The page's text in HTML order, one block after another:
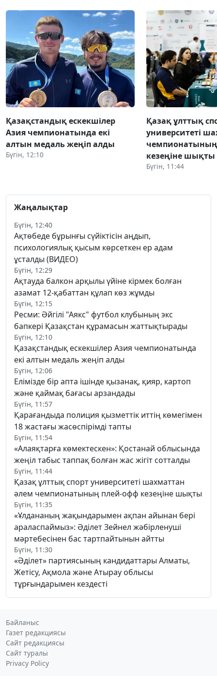
Қазақстандық ескекшілер
Азия чемпионатында екі
алтын медаль жеңіп алды
Бүгін, 12:10
Қазақ ұлттық
университеті
кезеңіне шықты
Бүгін, 11:44
Жаңалықтар
Бүгін, 12:40
Ақтөбеде бұрынғы сүйіктісін аңдып,
психологиялық қысым көрсеткен ер адам
ұсталды (ВИДЕО)
Бүгін, 12:29
Ақтауда балкон арқылы үйіне кірмек болған
азамат 12-қабаттан құлап көз жұмды
Бүгін, 12:15
Ресми: Әйгілі "Аякс" футбол клубының экс
бапкері Қазақстан құрамасын жаттықтырады
Бүгін, 12:10
Қазақстандық ескекшілер Азия чемпионатында
екі алтын медаль жеңіп алды
Бүгін, 12:06
Елімізде бір апта ішінде қызанақ, қияр, картоп
және қаймақ бағасы арзандады
Бүгін, 11:57
Қарағандыда полиция қызметтік иттің көмегімен
18 жастағы жасөспірімді тапты
Бүгін, 11:54
«Алаяқтарға көмектескен»: Қостанай облысында
жеңіл табыс таппақ болған жас жігіт сотталды
Бүгін, 11:44
Қазақ ұлттық спорт университеті шахматтан
әлем чемпионатының плей-офф кезеңіне шықты
Бүгін, 11:35
«Ұлдананың жақындарымен ақпан айынан бері
араласпаймыз»: Әділет Зейнел жәбірленуші
мәртебесінен бас тартпайтынын айтты
Бүгін, 11:30
«Әділет» партиясының кандидаттары Алматы,
Жетісу, Ақмола және Атырау облысы
тұрғындарымен кездесті
Байланыс
Газет редакциясы
Сайт редакциясы
Сайт туралы
Privacy Policy